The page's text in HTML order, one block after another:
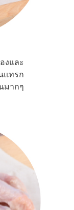
งและ
แทรก
มากๆ